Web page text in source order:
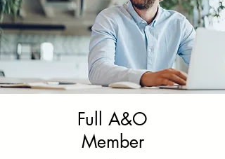
Full A&O
Member